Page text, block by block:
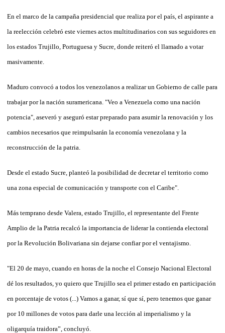
En el marco de la campaña presidencial que realiza por el país, el aspirante a
la reelección celebró este viernes actos multitudinarios con sus seguidores en
los estados Trujillo, Portuguesa y Sucre, donde reiteró el llamado a votar
masivamente.
Maduro convocó a todos los venezolanos a realizar un Gobierno de calle para
trabajar por la nación suramericana. "Veo a Venezuela como una nación
potencia", aseveró y aseguró estar preparado para asumir la renovación y los
cambios necesarios que reimpulsarán la economía venezolana y la
reconstrucción de la patria.
Desde el estado Sucre, planteó la posibilidad de decretar el territorio como
una zona especial de comunicación y transporte con el Caribe".
Más temprano desde Valera, estado Trujillo, el representante del Frente
Amplio de la Patria recalcó la importancia de liderar la contienda electoral
por la Revolución Bolivariana sin dejarse confiar por el ventajismo.
"El 20 de mayo, cuando en horas de la noche el Consejo Nacional Electoral
dé los resultados, yo quiero que Trujillo sea el primer estado en participación
en porcentaje de votos (...) Vamos a ganar, sí que sí, pero tenemos que ganar
por 10 millones de votos para darle una lección al imperialismo y la
oligarquía traidora”, concluyó.